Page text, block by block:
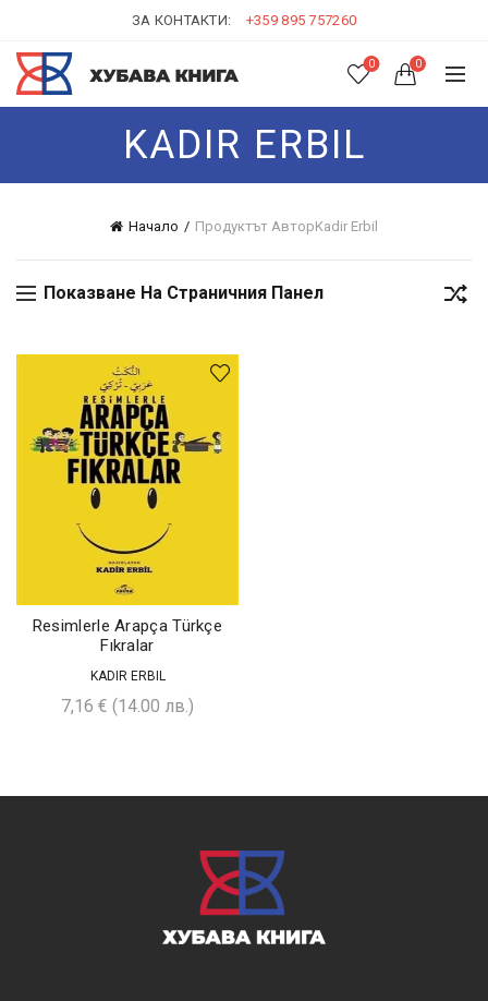
ЗА КОНТАКТИ: +359 895 757260
0 0
KADIR ERBIL
Начало Продуктът АвторKadir Erbil
Показване На Страничния Панел
Resimlerle Arapça Türkçe
Fıkralar
KADIR ERBIL
7,16 € (14.00 лв.)